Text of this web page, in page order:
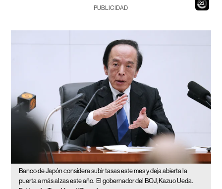
21
PUBLICIDAD
Banco de Japón considera subir tasas este mes y deja abierta la
puerta a más alzas este año. El gobernador del BOJ, Kazuo Ueda.